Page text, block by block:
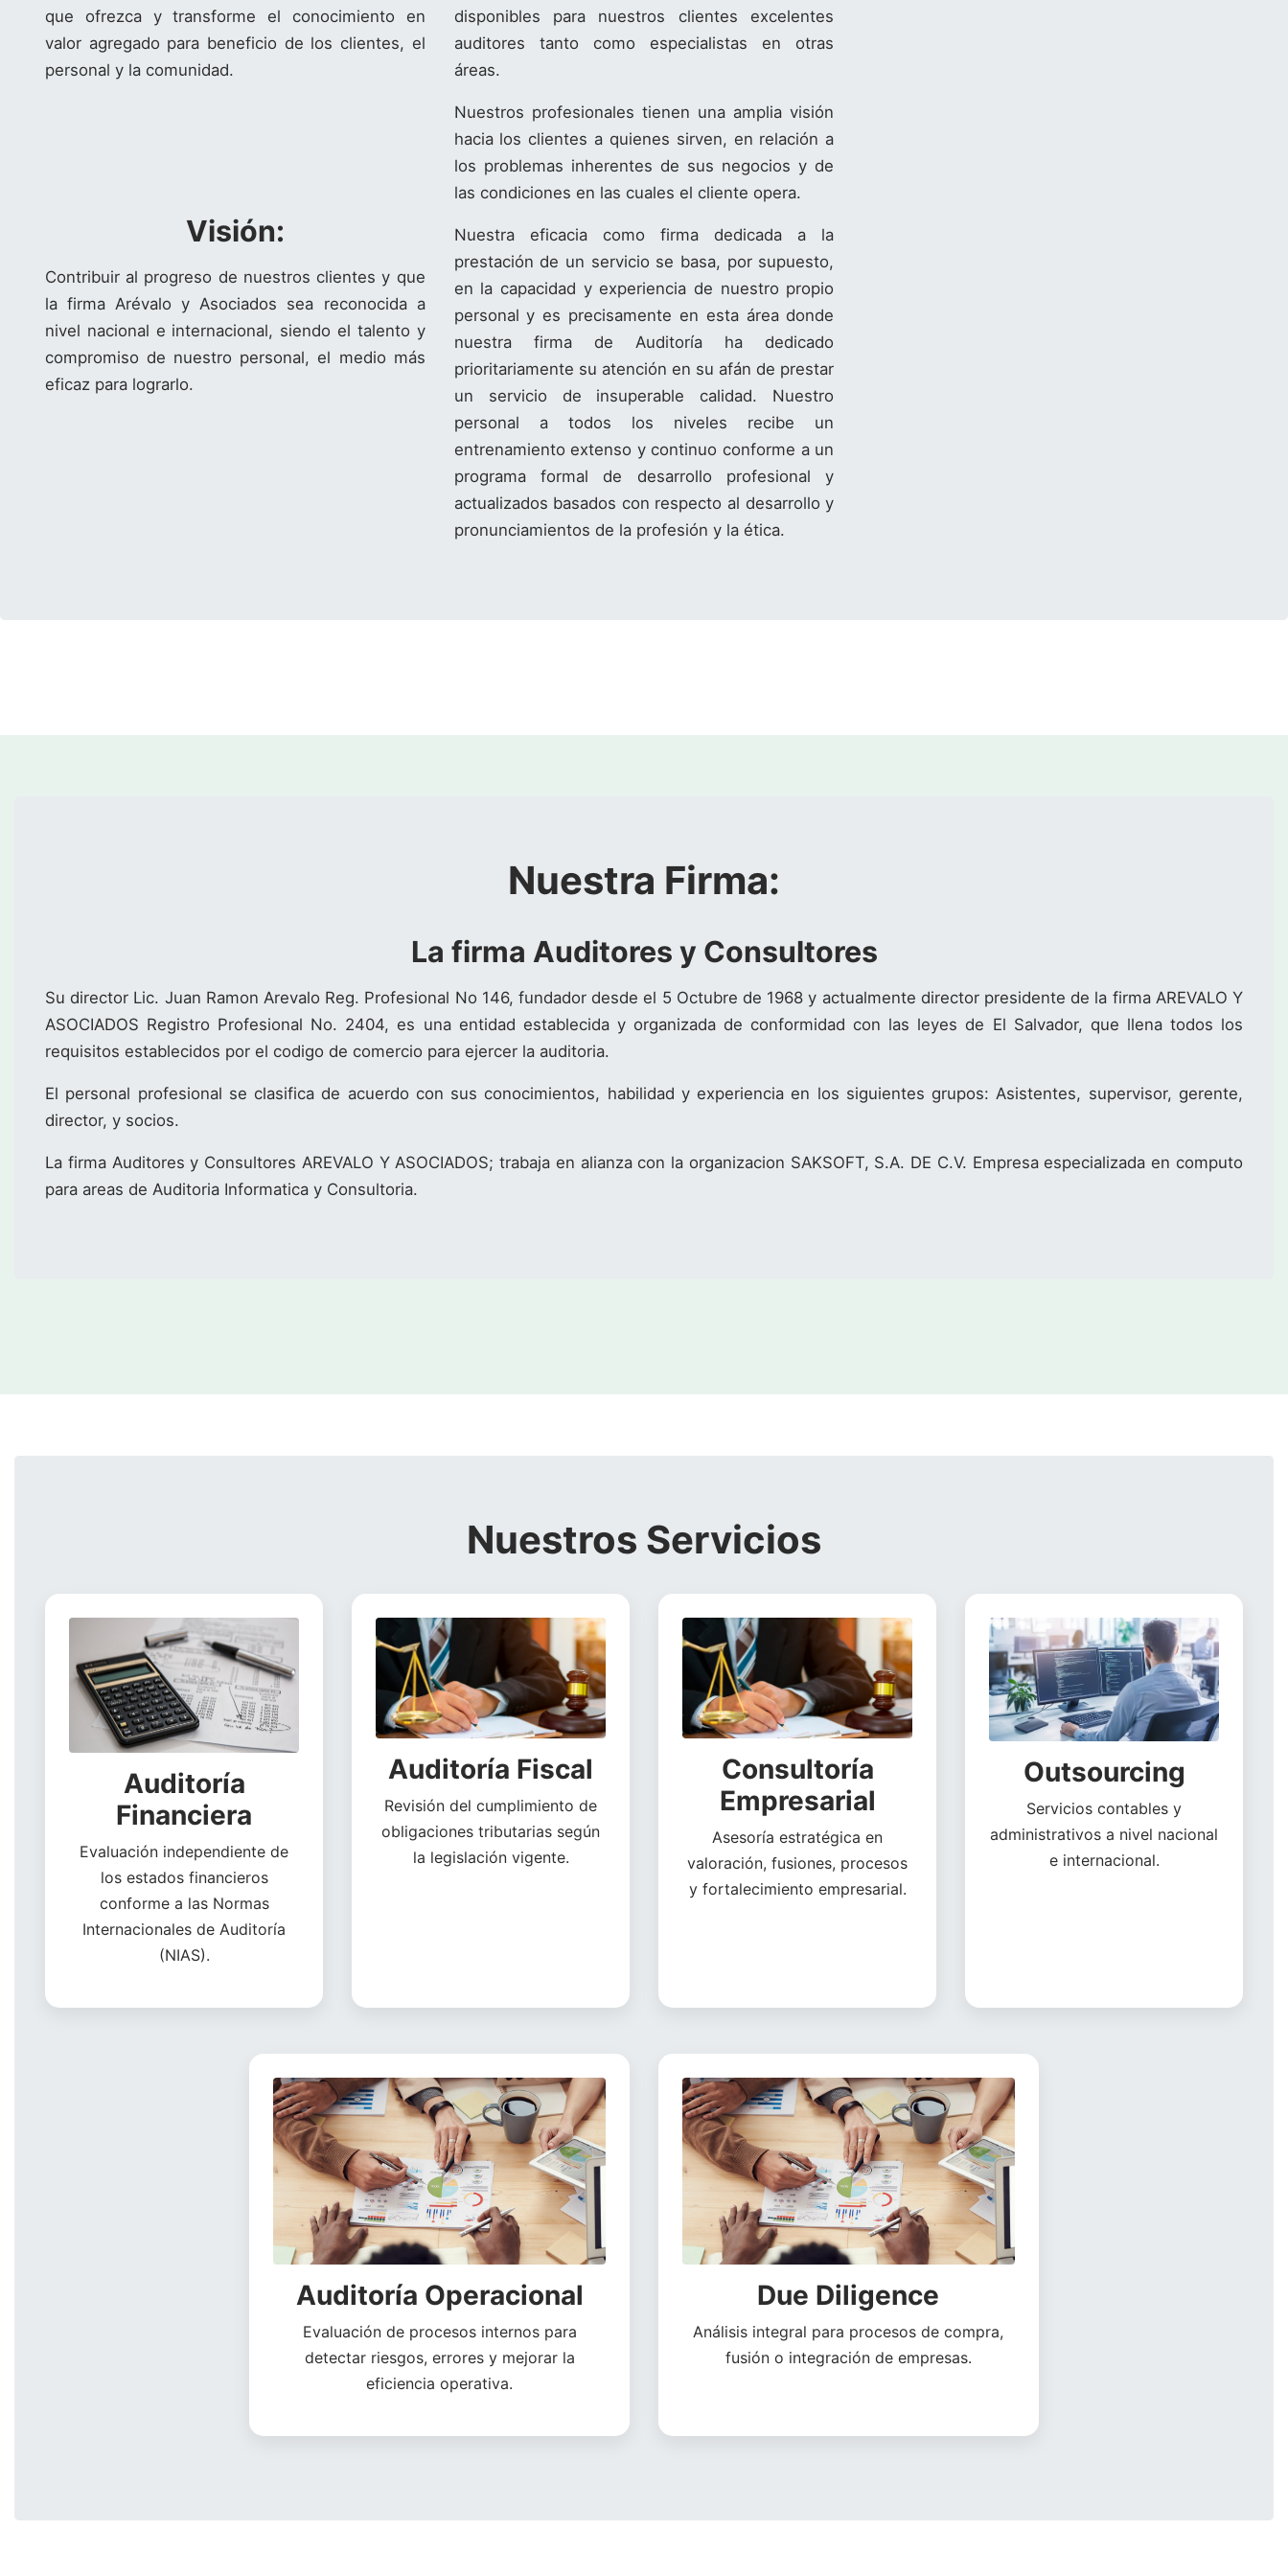
que ofrezca y transforme el conocimiento en
valor agregado para beneficio de los clientes, el
personal y la comunidad.
Visión:
Contribuir al progreso de nuestros clientes y que
la firma Arévalo y Asociados sea reconocida a
nivel nacional e internacional, siendo el talento y
compromiso de nuestro personal, el medio más
eficaz para lograrlo.
disponibles para nuestros clientes excelentes
auditores tanto como especialistas en otras
áreas.
Nuestros profesionales tienen una amplia visión
hacia los clientes a quienes sirven, en relación a
los problemas inherentes de sus negocios y de
las condiciones en las cuales el cliente opera.
Nuestra eficacia como firma dedicada a la
prestación de un servicio se basa, por supuesto,
en la capacidad y experiencia de nuestro propio
personal y es precisamente en esta área donde
nuestra firma de Auditoría ha dedicado
prioritariamente su atención en su afán de prestar
un servicio de insuperable calidad. Nuestro
personal a todos los niveles recibe un
entrenamiento extenso y continuo conforme a un
programa formal de desarrollo profesional y
actualizados basados con respecto al desarrollo y
pronunciamientos de la profesión y la ética.
Nuestra Firma:
La firma Auditores y Consultores
Su director Lic. Juan Ramon Arevalo Reg. Profesional No 146, fundador desde el 5 Octubre de 1968 y actualmente director presidente de la firma AREVALO Y
ASOCIADOS Registro Profesional No. 2404, es una entidad establecida y organizada de conformidad con las leyes de El Salvador, que llena todos los
requisitos establecidos por el codigo de comercio para ejercer la auditoria.
El personal profesional se clasifica de acuerdo con sus conocimientos, habilidad y experiencia en los siguientes grupos: Asistentes, supervisor, gerente,
director, y socios.
La firma Auditores y Consultores AREVALO Y ASOCIADOS; trabaja en alianza con la organizacion SAKSOFT, S.A. DE C.V. Empresa especializada en computo
para areas de Auditoria Informatica y Consultoria.
Nuestros Servicios
Auditoría
Financiera
Evaluación independiente de
los estados financieros
conforme a las Normas
Internacionales de Auditoría
(NIAS).
Auditoría Fiscal
Revisión del cumplimiento de
obligaciones tributarias según
la legislación vigente.
Consultoría
Empresarial
Asesoría estratégica en
valoración, fusiones, procesos
y fortalecimiento empresarial.
Outsourcing
Servicios contables y
administrativos a nivel nacional
e internacional.
Auditoría Operacional
Evaluación de procesos internos para
detectar riesgos, errores y mejorar la
eficiencia operativa.
Due Diligence
Análisis integral para procesos de compra,
fusión o integración de empresas.